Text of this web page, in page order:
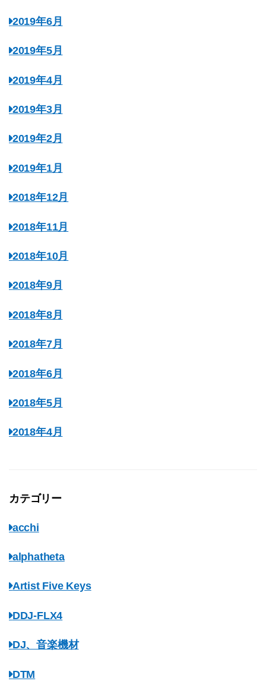
2019年6月
2019年5月
2019年4月
2019年3月
2019年2月
2019年1月
2018年12月
2018年11月
2018年10月
2018年9月
2018年8月
2018年7月
2018年6月
2018年5月
2018年4月
カテゴリー
acchi
alphatheta
Artist Five Keys
DDJ-FLX4
DJ、音楽機材
DTM